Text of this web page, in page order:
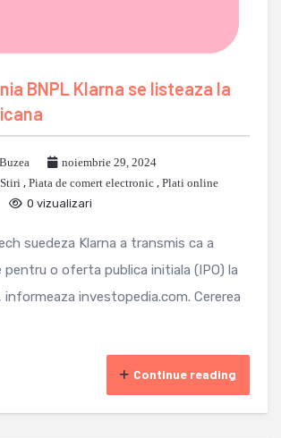
BNPL Klarna se listeaza la
noiembrie 29, 2024
, Piata de comert electronic , Plati online
0 vizualizari
suedeza Klarna a transmis ca a
pentru o oferta publica initiala (IPO) la
informeaza investopedia.com. Cererea
Continue reading